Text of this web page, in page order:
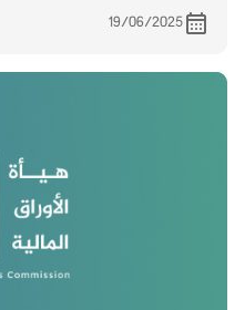
19/06/2025